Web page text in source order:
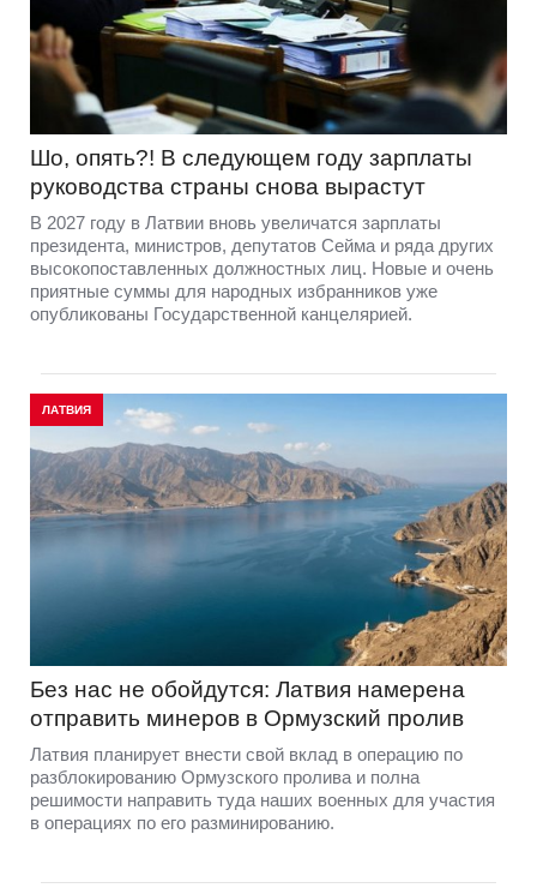
ЛАТВИЯ
Экономика Латвии составляет лишь 0,2%
Латвия остается одной из самых небольших экономик
Европейского союза – на ее долю приходится около 0,2%
совокупного ВВП ЕС. Среди стран Балтии по объему
экономики Латвия заметно уступает Литве, тогда как ее
показатели близки к эстонским.
Содержание одного заключенного в Латвии